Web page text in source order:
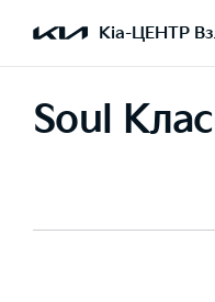
Kia-ЦЕНТР
Soul